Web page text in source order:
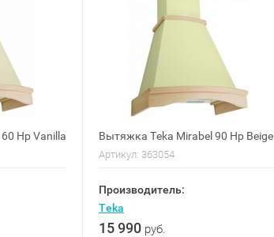
Hp Vanilla Вытяжка Teka Mirabel 90 Hp Beige
Артикул: 363054
Производитель:
Teka
15 990 руб.